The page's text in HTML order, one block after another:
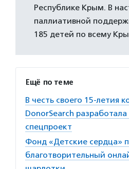
Республике Крым. В
паллиативной
185 детей по всему
Ещё по теме
В честь своего 15-летия
DonorSearch
спецпроект
Фонд «Детские сердца»
благотворительный